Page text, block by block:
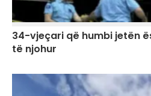
34-vjeçari që humbi jetën
të njohur